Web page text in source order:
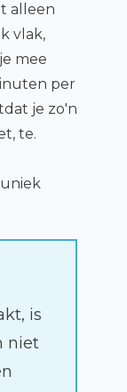
alleen
vlak,
mee
per
je zo'n
te.
is
niet